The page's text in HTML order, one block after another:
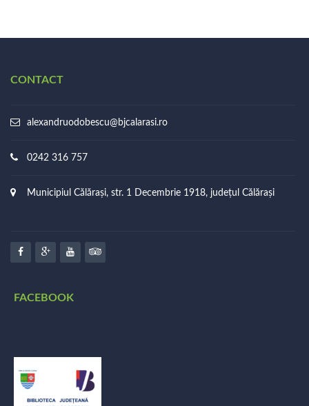
CONTACT
alexandruodobescu@bjcalarasi.ro
0242 316 757
Municipiul Călărași, str. 1 Decembrie 1918, județul Călărași
FACEBOOK